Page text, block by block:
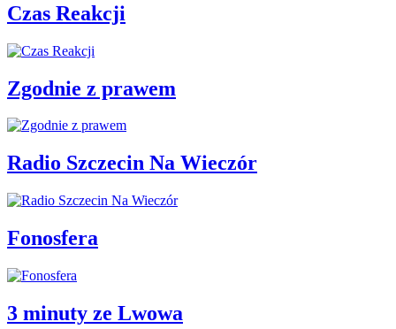
Czas Reakcji
Zgodnie z prawem
Radio Szczecin Na Wieczór
Fonosfera
3 minuty ze Lwowa